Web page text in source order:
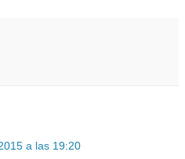
a las 19:20